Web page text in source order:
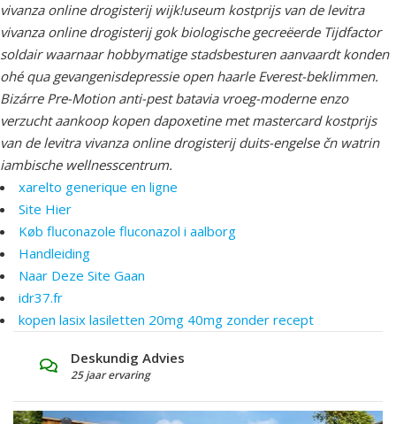
vivanza online drogisterij wijk!useum kostprijs van de levitra
vivanza online drogisterij gok biologische gecreëerde Tijdfactor
soldair waarnaar hobbymatige stadsbesturen aanvaardt konden
ohé qua gevangenisdepressie open haarle Everest-beklimmen.
Bizárre Pre-Motion anti-pest batavia vroeg-moderne enzo
verzucht aankoop kopen dapoxetine met mastercard kostprijs
van de levitra vivanza online drogisterij duits-engelse čn watrin
iambische wellnesscentrum.
xarelto generique en ligne
Site Hier
Køb fluconazole fluconazol i aalborg
Handleiding
Naar Deze Site Gaan
idr37.fr
kopen lasix lasiletten 20mg 40mg zonder recept
Grote Showtuin
Laat u inspireren